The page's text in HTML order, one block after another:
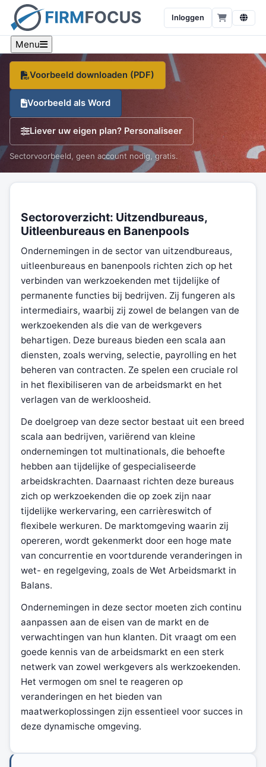
Inloggen
Menu
banenpools
Een sector-specifiek voorbeeld, branche-cijfers en een
gratis sjabloon, op één pagina.
Voorbeeld downloaden (PDF)
Voorbeeld als Word
Liever uw eigen plan? Personaliseer
Sectorvoorbeeld, geen account nodig, gratis.
Sectoroverzicht: Uitzendbureaus,
Uitleenbureaus en Banenpools
Ondernemingen in de sector van uitzendbureaus,
uitleenbureaus en banenpools richten zich op het
verbinden van werkzoekenden met tijdelijke of
permanente functies bij bedrijven. Zij fungeren als
intermediairs, waarbij zij zowel de belangen van de
werkzoekenden als die van de werkgevers
behartigen. Deze bureaus bieden een scala aan
diensten, zoals werving, selectie, payrolling en het
beheren van contracten. Ze spelen een cruciale rol
in het flexibiliseren van de arbeidsmarkt en het
verlagen van de werkloosheid.
De doelgroep van deze sector bestaat uit een breed
scala aan bedrijven, variërend van kleine
ondernemingen tot multinationals, die behoefte
hebben aan tijdelijke of gespecialiseerde
arbeidskrachten. Daarnaast richten deze bureaus
zich op werkzoekenden die op zoek zijn naar
tijdelijke werkervaring, een carrièreswitch of
flexibele werkuren. De marktomgeving waarin zij
opereren, wordt gekenmerkt door een hoge mate
van concurrentie en voortdurende veranderingen in
wet- en regelgeving, zoals de Wet Arbeidsmarkt in
Balans.
Ondernemingen in deze sector moeten zich continu
aanpassen aan de eisen van de markt en de
verwachtingen van hun klanten. Dit vraagt om een
goede kennis van de arbeidsmarkt en een sterk
netwerk van zowel werkgevers als werkzoekenden.
Het vermogen om snel te reageren op
veranderingen en het bieden van
maatwerkoplossingen zijn essentieel voor succes in
deze dynamische omgeving.